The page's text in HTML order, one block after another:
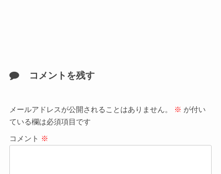
コメントを残す
メールアドレスが公開されることはありません。 ※ が付い
ている欄は必須項目です
コメント ※